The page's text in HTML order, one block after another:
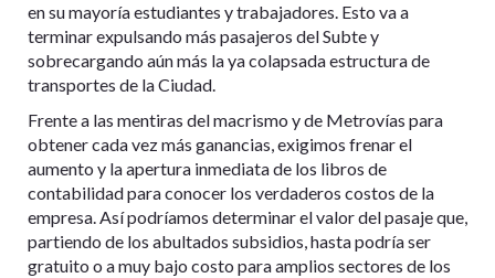
en su mayoría estudiantes y trabajadores. Esto va a
terminar expulsando más pasajeros del Subte y
sobrecargando aún más la ya colapsada estructura de
transportes de la Ciudad.
Frente a las mentiras del macrismo y de Metrovías para
obtener cada vez más ganancias, exigimos frenar el
aumento y la apertura inmediata de los libros de
contabilidad para conocer los verdaderos costos de la
empresa. Así podríamos determinar el valor del pasaje que,
partiendo de los abultados subsidios, hasta podría ser
gratuito o a muy bajo costo para amplios sectores de los